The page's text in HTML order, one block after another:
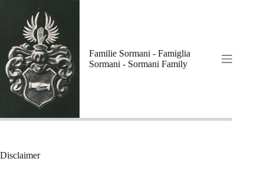
Familie Sormani - Famiglia
Sormani - Sormani Family
Disclaimer